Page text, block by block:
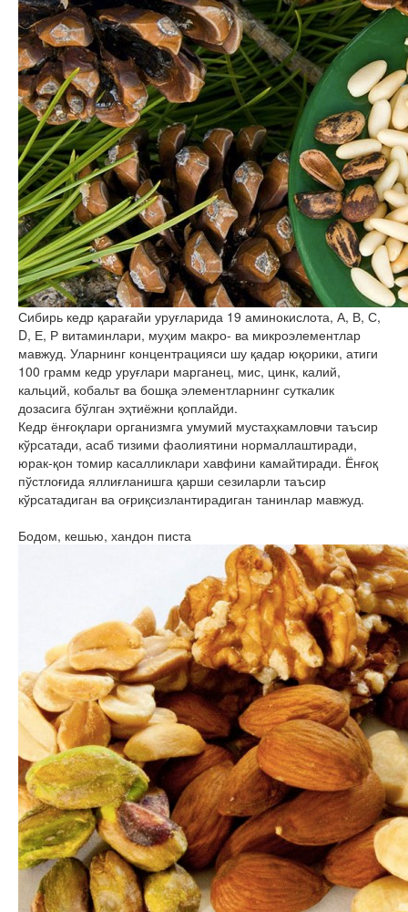
Сибирь кедр қарағайи уруғларида 19 аминокислота, А, В, С,
D, Е, Р витаминлари, муҳим макро- ва микроэлементлар
мавжуд. Уларнинг концентрацияси шу қадар юқорики, атиги
100 грамм кедр уруғлари марганец, мис, цинк, калий,
кальций, кобальт ва бошқа элементларнинг суткалик
дозасига бўлган эҳтиёжни қоплайди.
Кедр ёнғоқлари организмга умумий мустаҳкамловчи таъсир
кўрсатади, асаб тизими фаолиятини нормаллаштиради,
юрак-қон томир касалликлари хавфини камайтиради. Ёнғоқ
пўстлоғида яллиғланишга қарши сезиларли таъсир
кўрсатадиган ва оғриқсизлантирадиган танинлар мавжуд.
Бодом, кешью, хандон писта